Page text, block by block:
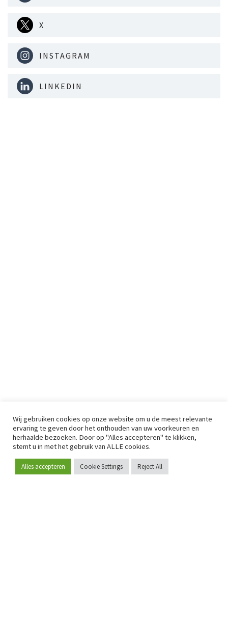
Word lid
X
INSTAGRAM
LINKEDIN
Wij gebruiken cookies op onze website om u de meest relevante
ervaring te geven door het onthouden van uw voorkeuren en
herhaalde bezoeken. Door op "Alles accepteren" te klikken,
stemt u in met het gebruik van ALLE cookies.
Alles accepteren Cookie Settings Reject All